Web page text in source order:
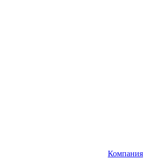
Компания